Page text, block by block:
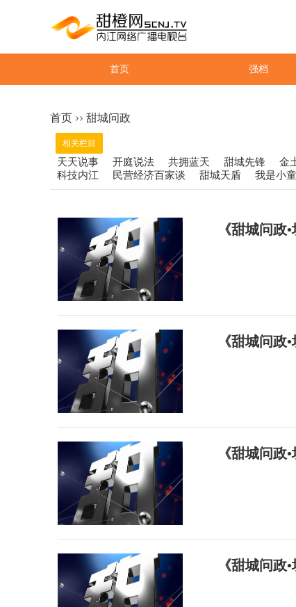
首页 强档
首页 ›› 甜城问政
相关栏目
天天说事 开庭说法 共拥蓝天 甜城先锋 金
科技内江
民营经济百家谈 甜城天盾 我是小
《甜城问
《甜城问
《甜城问
《甜城问政